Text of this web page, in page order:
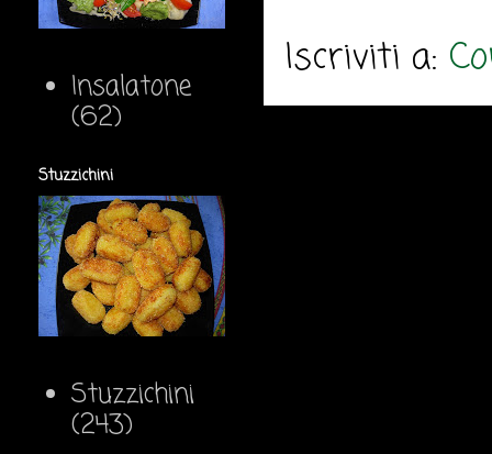
Iscriviti a:
Insalatone
(62)
Stuzzichini
Stuzzichini
(243)